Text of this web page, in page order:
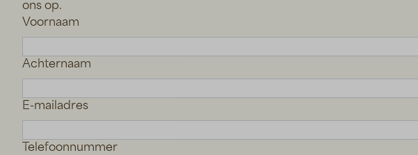
ons op.
Voornaam
Achternaam
E-mailadres
Telefoonnummer